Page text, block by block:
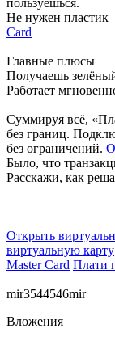
Не нужен пластик
Card
Главные плюсы
Получаешь
Работает
Суммируя всё,
без границ.
без ограничений.
Было, что
Расскажи, как
Открыть
виртуальную карту
Master Card Плати
mir3544546mir
Вложения